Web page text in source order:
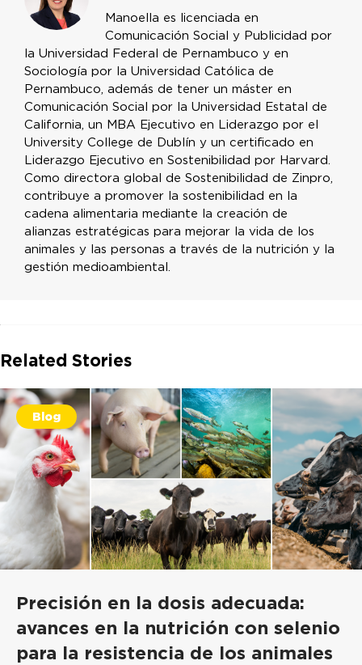
Manoella es licenciada en
Comunicación Social y Publicidad por
la Universidad Federal de Pernambuco y en
Sociología por la Universidad Católica de
Pernambuco, además de tener un máster en
Comunicación Social por la Universidad Estatal de
California, un MBA Ejecutivo en Liderazgo por el
University College de Dublín y un certificado en
Liderazgo Ejecutivo en Sostenibilidad por Harvard.
Como directora global de Sostenibilidad de Zinpro,
contribuye a promover la sostenibilidad en la
cadena alimentaria mediante la creación de
alianzas estratégicas para mejorar la vida de los
animales y las personas a través de la nutrición y la
gestión medioambiental.
Related Stories
Blog
Precisión en la dosis adecuada:
avances en la nutrición con selenio
para la resistencia de los animales